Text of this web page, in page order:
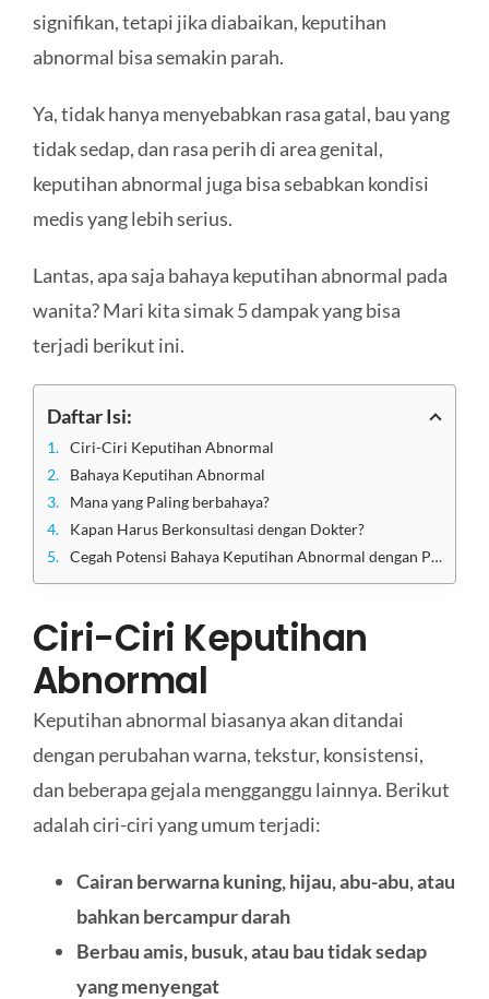
signifikan, tetapi jika diabaikan, keputihan
abnormal bisa semakin parah.
Ya, tidak hanya menyebabkan rasa gatal, bau yang
tidak sedap, dan rasa perih di area genital,
keputihan abnormal juga bisa sebabkan kondisi
medis yang lebih serius.
Lantas, apa saja bahaya keputihan abnormal pada
wanita? Mari kita simak 5 dampak yang bisa
terjadi berikut ini.
Daftar Isi:
Ciri-Ciri Keputihan Abnormal
Bahaya Keputihan Abnormal
Mana yang Paling berbahaya?
Kapan Harus Berkonsultasi dengan Dokter?
Cegah Potensi Bahaya Keputihan Abnormal dengan Pengobatan Terbaik di Klinik Utama Sentosa
Ciri-Ciri Keputihan
Abnormal
Keputihan abnormal biasanya akan ditandai
dengan perubahan warna, tekstur, konsistensi,
dan beberapa gejala mengganggu lainnya. Berikut
adalah ciri-ciri yang umum terjadi:
Cairan berwarna kuning, hijau, abu-abu, atau
bahkan bercampur darah
Berbau amis, busuk, atau bau tidak sedap
yang menyengat